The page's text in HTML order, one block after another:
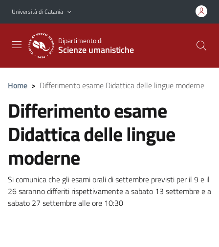
Vai al contenuto principale
Vai al menu di navigazione
Università di Catania
Dipartimento di
Scienze umanistiche
Home > Differimento esame Didattica delle lingue moderne
Differimento esame
Didattica delle lingue
moderne
Si comunica che gli esami orali di settembre previsti per il 9 e il
26 saranno differiti rispettivamente a sabato 13 settembre e a
sabato 27 settembre alle ore 10:30